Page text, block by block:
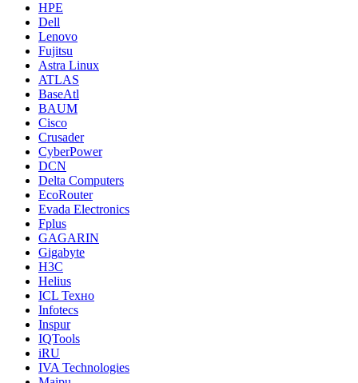
HPE
Dell
Lenovo
Fujitsu
Astra Linux
ATLAS
BaseAtl
BAUM
Cisco
Crusader
CyberPower
DCN
Delta Computers
EcoRouter
Evada Electronics
Fplus
GAGARIN
Gigabyte
H3C
Helius
ICL Техно
Infotecs
Inspur
IQTools
iRU
IVA Technologies